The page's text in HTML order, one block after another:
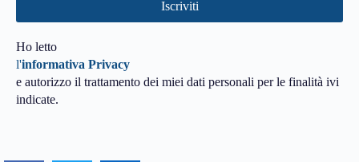
Ho letto
l'informativa Privacy
e autorizzo il trattamento dei miei dati personali per le finalità ivi
indicate.